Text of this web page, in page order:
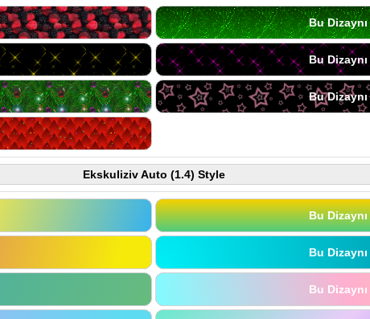
Bu Dizaynı
Bu Dizaynı
Bu Dizaynı
Ekskuliziv Auto (1.4) Style
Bu Dizaynı
Bu
Bu Dizaynı